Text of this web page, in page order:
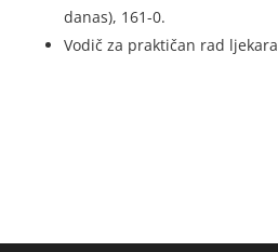
danas), 161-0.
Vodič za praktičan rad ljekara